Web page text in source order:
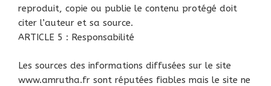
reproduit, copie ou publie le contenu protégé doit
citer l’auteur et sa source.
ARTICLE 5 : Responsabilité
Les sources des informations diffusées sur le site
www.amrutha.fr sont réputées fiables mais le site ne